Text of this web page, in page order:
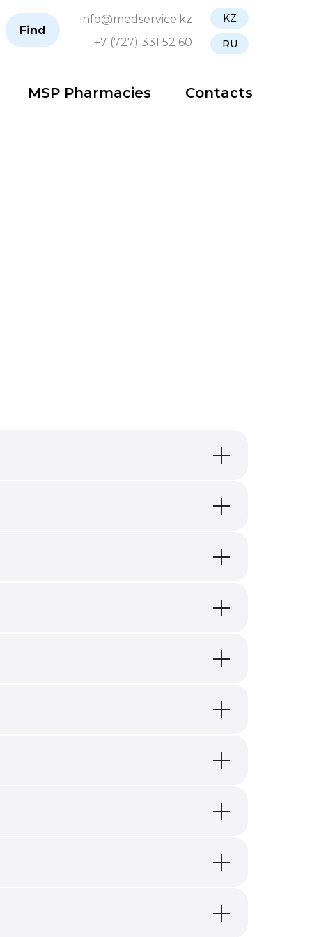
+7 (727) 331 52 60
info@medservice.kz
Find
KZ
RU
MSP Pharmacies Contacts